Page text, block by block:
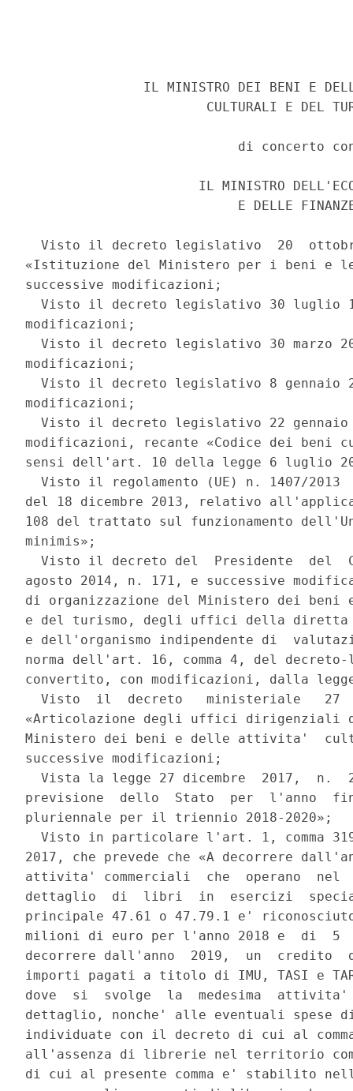
IL MINISTRO DEI BENI E
CULTURALI E DEL
di concerto
IL MINISTRO
E DELLE
Visto il decreto legislativo  20
«Istituzione del Ministero per i beni
successive modificazioni;
Visto il decreto legislativo 30 luglio
modificazioni;
Visto il decreto legislativo 30 marzo
modificazioni;
Visto il decreto legislativo 8 gennaio
modificazioni;
Visto il decreto legislativo 22
modificazioni, recante «Codice dei beni
sensi dell'art. 10 della legge 6 luglio
Visto il regolamento (UE) n. 1407/2013
del 18 dicembre 2013, relativo
108 del trattato sul funzionamento
minimis»;
Visto il decreto del  Presidente  del
agosto 2014, n. 171, e successive
di organizzazione del Ministero dei
e del turismo, degli uffici della diretta
e dell'organismo indipendente di
norma dell'art. 16, comma 4, del
convertito, con modificazioni, dalla
Visto  il  decreto   ministeriale   27
«Articolazione degli uffici dirigenziali
Ministero dei beni e delle attivita'
successive modificazioni;
Vista la legge 27 dicembre  2017,  n.
previsione  dello  Stato  per  l'anno
pluriennale per il triennio 2018-2020»;
Visto in particolare l'art. 1, comma
2017, che prevede che «A decorrere
attivita' commerciali  che  operano
dettaglio  di  libri  in  esercizi
principale 47.61 o 47.79.1 e'
milioni di euro per l'anno 2018 e  di
decorrere dall'anno  2019,  un  credito
importi pagati a titolo di IMU, TASI e
dove  si  svolge  la  medesima
dettaglio, nonche' alle eventuali spese
individuate con il decreto di cui al
all'assenza di librerie nel territorio
di cui al presente comma e' stabilito